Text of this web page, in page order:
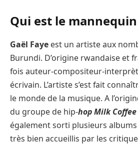
Qui est le
Gaël Faye est un artiste aux
Burundi. D’origine rwandaise et
fois auteur-compositeur-
écrivain. L’artiste s’est fait
le monde de la musique. A
du groupe de hip-hop Milk Coffee
également sorti plusieurs
très bien accueillis par les